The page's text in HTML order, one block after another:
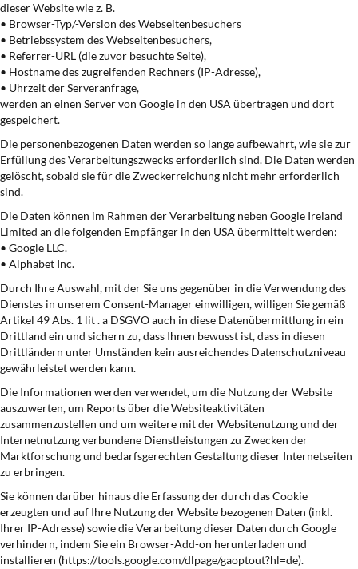
dieser Website wie z. B.
• Browser-Typ/-Version des Webseitenbesuchers
• Betriebssystem des Webseitenbesuchers,
• Referrer-URL (die zuvor besuchte Seite),
• Hostname des zugreifenden Rechners (IP-Adresse),
• Uhrzeit der Serveranfrage,
werden an einen Server von Google in den USA übertragen und dort
gespeichert.
Die personenbezogenen Daten werden so lange aufbewahrt, wie sie zur
Erfüllung des Verarbeitungszwecks erforderlich sind. Die Daten werden
gelöscht, sobald sie für die Zweckerreichung nicht mehr erforderlich
sind.
Die Daten können im Rahmen der Verarbeitung neben Google Ireland
Limited an die folgenden Empfänger in den USA übermittelt werden:
• Google LLC.
• Alphabet Inc.
Durch Ihre Auswahl, mit der Sie uns gegenüber in die Verwendung des
Dienstes in unserem Consent-Manager einwilligen, willigen Sie gemäß
Artikel 49 Abs. 1 lit . a DSGVO auch in diese Datenübermittlung in ein
Drittland ein und sichern zu, dass Ihnen bewusst ist, dass in diesen
Drittländern unter Umständen kein ausreichendes Datenschutzniveau
gewährleistet werden kann.
Die Informationen werden verwendet, um die Nutzung der Website
auszuwerten, um Reports über die Websiteaktivitäten
zusammenzustellen und um weitere mit der Websitenutzung und der
Internetnutzung verbundene Dienstleistungen zu Zwecken der
Marktforschung und bedarfsgerechten Gestaltung dieser Internetseiten
zu erbringen.
Sie können darüber hinaus die Erfassung der durch das Cookie
erzeugten und auf Ihre Nutzung der Website bezogenen Daten (inkl.
Ihrer IP-Adresse) sowie die Verarbeitung dieser Daten durch Google
verhindern, indem Sie ein Browser-Add-on herunterladen und
installieren (https://tools.google.com/dlpage/gaoptout?hl=de).